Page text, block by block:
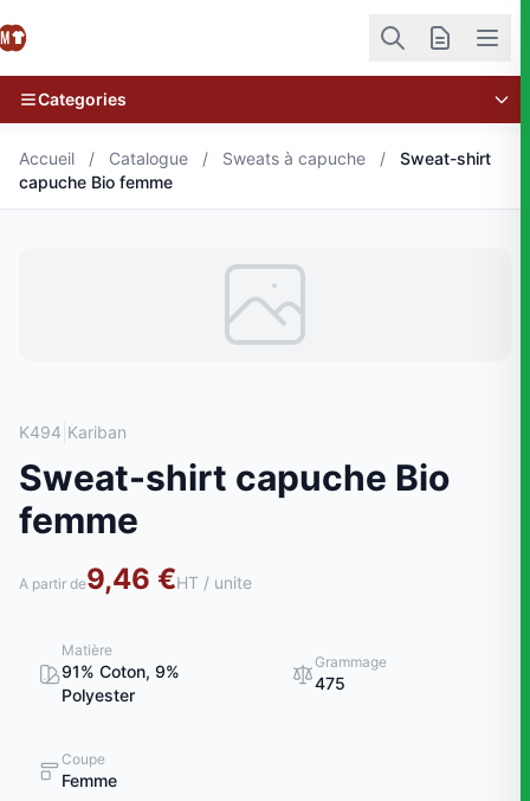
Categories
Accueil / Catalogue / Sweats à capuche /
Sweat-shirt
capuche Bio femme
K494 Kariban
Sweat-shirt capuche Bio
femme
A partir de9,46 €HT / unite
Matière
91% Coton, 9%
Polyester
Grammage
475
Coupe
Femme